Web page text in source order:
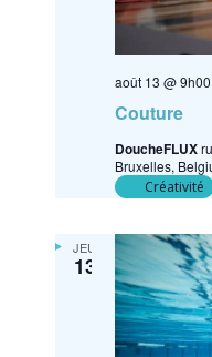
Couture
août 13 @ 9h00
DoucheFLUX
Bruxelles,
Créativité
JEU
13